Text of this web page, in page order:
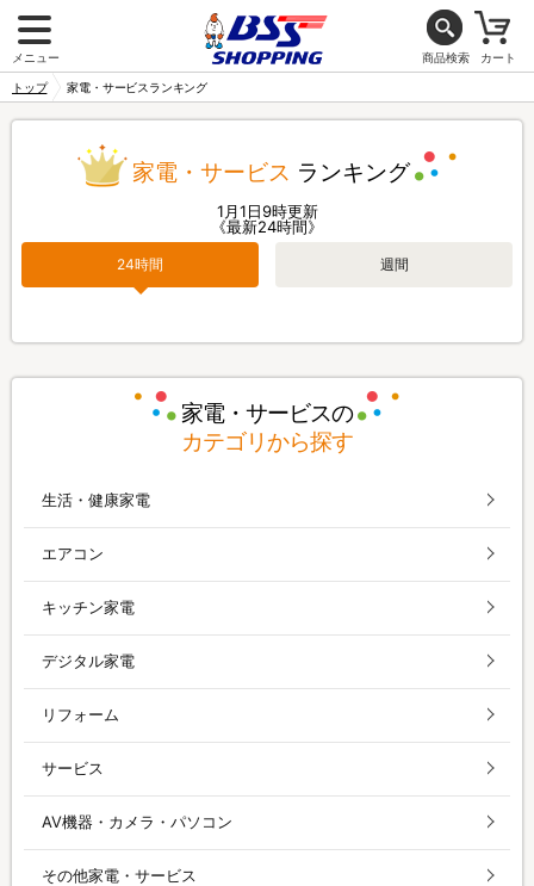
メニュー 商品検索 カート
トップ 家電・サービスランキング
家電・サービス ランキング
1月1日9時更新
《最新24時間》
24時間 週間
家電・サービスの
カテゴリから探す
生活・健康家電
エアコン
キッチン家電
デジタル家電
リフォーム
サービス
AV機器・カメラ・パソコン
その他家電・サービス